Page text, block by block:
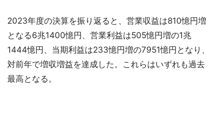
2023年度の決算を振り返ると、営業収益は810憶円増
となる6兆1400憶円、営業利益は505憶円増の1兆
1444憶円、当期利益は233憶円増の7951憶円となり、
対前年で増収増益を達成した。これらはいずれも過去
最高となる。